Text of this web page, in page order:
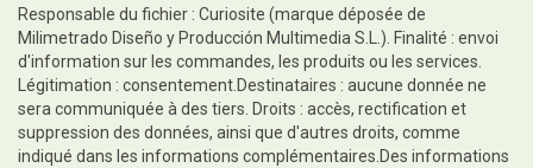
Responsable du fichier : Curiosite (marque déposée de
Milimetrado Diseño y Producción Multimedia S.L.). Finalité : envoi
d'information sur les commandes, les produits ou les services.
Légitimation : consentement.Destinataires : aucune donnée ne
sera communiquée à des tiers. Droits : accès, rectification et
suppression des données, ainsi que d'autres droits, comme
indiqué dans les informations complémentaires.Des informations